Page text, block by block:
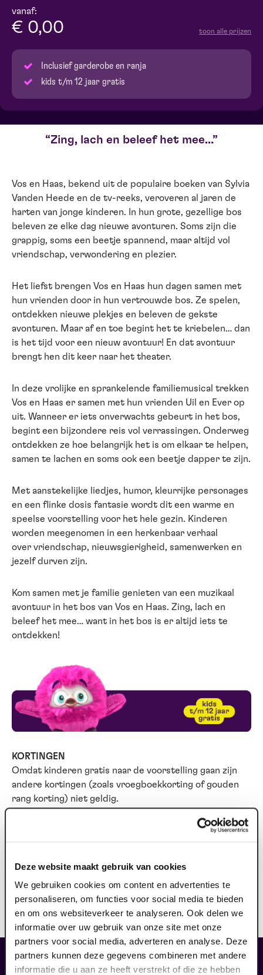
Deze website maakt gebruik van cookies
We gebruiken cookies om content en advertenties te
personaliseren, om functies voor social media te bieden
en om ons websiteverkeer te analyseren. Ook delen we
informatie over uw gebruik van onze site met onze
partners voor social media, adverteren en analyse. Deze
partners kunnen deze gegevens combineren met andere
informatie die u aan ze heeft verstrekt of die ze hebben
vanaf:
€ 0,00 toon alle prijzen
Inclusief garderobe en ranja
kids t/m 12 jaar gratis
Zing, lach en beleef het mee…
Vos en Haas, bekend uit de populaire boeken van Sylvia
Vanden Heede en de tv-reeks, veroveren al jaren de
harten van jonge kinderen. In hun grote, gezellige bos
beleven ze elke dag nieuwe avonturen. Soms zijn die
grappig, soms een beetje spannend, maar altijd vol
vriendschap, verwondering en plezier.
Het liefst brengen Vos en Haas hun dagen samen met
hun vrienden door in hun vertrouwde bos. Ze spelen,
ontdekken nieuwe plekjes en beleven de gekste
avonturen. Maar af en toe begint het te kriebelen… dan
is het tijd voor een nieuw avontuur! En dat avontuur
brengt hen dit keer naar het theater.
In deze vrolijke en sprankelende familiemusical trekken
Vos en Haas er samen met hun vrienden Uil en Ever op
uit. Wanneer er iets onverwachts gebeurt in het bos,
begint een bijzondere reis vol verrassingen. Onderweg
ontdekken ze hoe belangrijk het is om elkaar te helpen,
samen te lachen en soms ook een beetje dapper te zijn.
Met aanstekelijke liedjes, humor, kleurrijke personages
en een flinke dosis fantasie wordt dit een warme en
speelse voorstelling voor het hele gezin. Kinderen
worden meegenomen in een herkenbaar verhaal
over vriendschap, nieuwsgierigheid, samenwerken en
jezelf durven zijn.
Kom samen met je familie genieten van een muzikaal
avontuur in het bos van Vos en Haas. Zing, lach en
beleef het mee… want in het bos is er altijd iets te
ontdekken!
KORTINGEN
Omdat kinderen gratis naar de voorstelling gaan zijn
andere kortingen (zoals vroegboekkorting of gouden
rang korting) niet geldig.
Ook te zien op:
zondag 16 mei 2027
13.30 - 14.20 uur
kids gratis
vanaf: € 0,00
maak jouw bezoek compleet